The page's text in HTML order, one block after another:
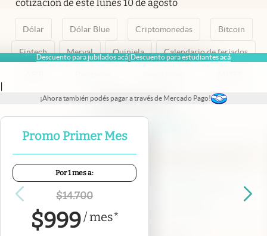
Descuento para jubilados acá|Descuento para estudiantes acá
|
¡Ahora también podés pagar a través de Mercado Pago!
Promo Primer Mes
Por 1 mes a:
$14.700
$999/mes*
cotización de este lunes 10 de agosto
Dólar Dólar Blue Criptomonedas Bitcoin
Fintech Merval Quiniela Calendario de feriados
abre en nueva pestaña
abre en nueva pestaña
abre en nueva pestaña
abre en nueva pestaña
abre en nueva pestaña
Portal de Proveedores